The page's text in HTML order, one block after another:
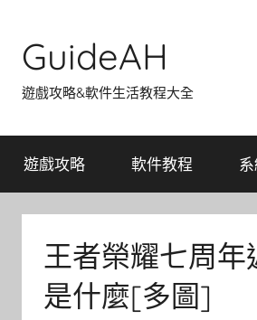
content
GuideAH
遊戲攻略&軟件生活教程大全
遊戲攻略 軟件教程
王者榮耀七周
是什麼[多圖]